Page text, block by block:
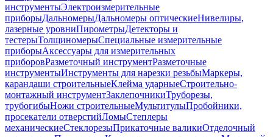
инструментыЭлектроизмерительные
приборыДальномерыДальномеры оптическиеНивелиры,
лазерные уровниПирометрыДетекторы и
тестерыТолщиномерыСпециальные измерительные
приборыАксессуары для измерительных
приборовРазметочный инструментРазметочные
инструментыИнструменты для нарезки резьбыМаркеры,
карандаши строительныеКлейма ударныеСтроительно-
монтажный инструментЗаклепочникиТруборезы,
трубогибыНожи строительныеМультитулыПробойники,
просекатели отверстийЛомыСтеплеры
механическиеСтеклорезыПрикаточные валикиОтделочный